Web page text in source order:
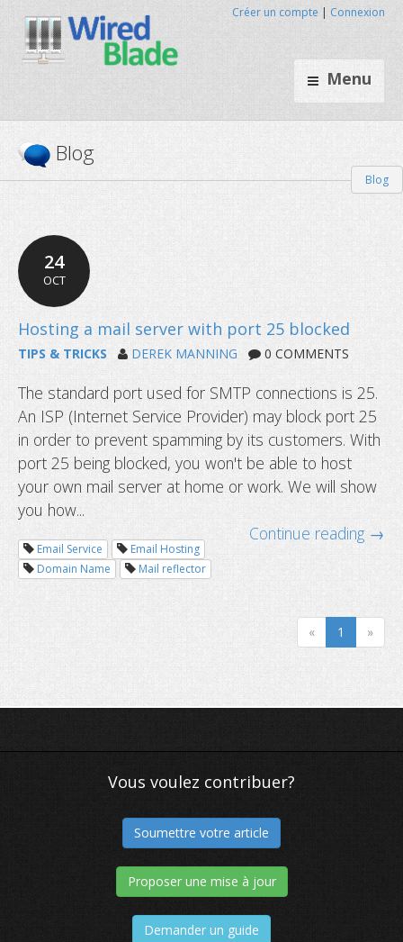
Menu
Créer un compte | Connexion
Blog
Blog
24
OCT
Hosting a mail server with port 25
TIPS & TRICKS DEREK MANNING 0 COMMENTS
The standard port used for SMTP connections is 25.
An ISP (Internet Service Provider) may block port 25
in order to prevent spamming by its customers. With
port 25 being blocked, you won't be able to host
your own mail server at home or work. We will show
you how...
Continue reading →
Email Service
Email Hosting
Domain Name
Mail reflector
« 1 »
Vous voulez contribuer?
Soumettre votre article
Proposer une mise à jour
Demander un guide